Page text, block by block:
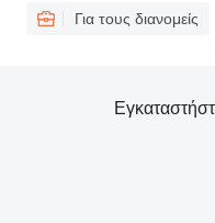
Για τους διανομείς